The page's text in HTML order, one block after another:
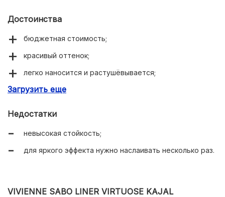
Достоинства
бюджетная стоимость;
красивый оттенок;
легко наносится и растушёвывается;
высокая стойкость на межресничной зоне;
демакияжа.
Загрузить еще
Недостатки
невысокая стойкость;
для яркого эффекта нужно наслаивать несколько раз.
VIVIENNE SABO LINER VIRTUOSE KAJAL